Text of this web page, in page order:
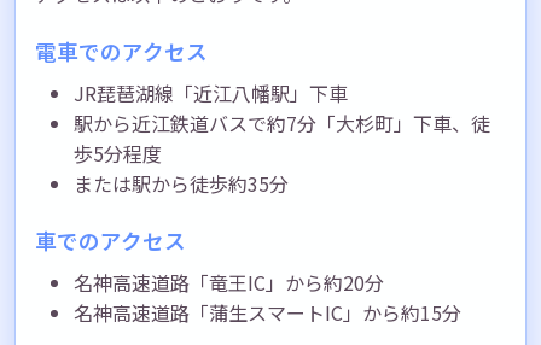
電車でのアクセス
JR琵琶湖線「近江八幡駅」下車
駅から近江鉄道バスで約7分「大杉町」下車、徒
歩5分程度
または駅から徒歩約35分
車でのアクセス
名神高速道路「竜王IC」から約20分
名神高速道路「蒲生スマートIC」から約15分